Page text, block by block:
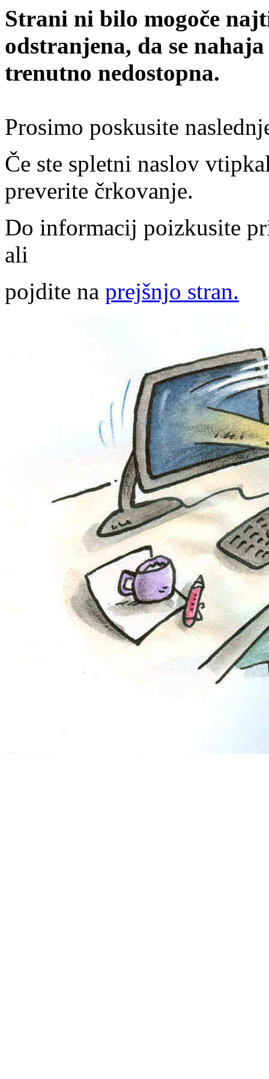
Strani ni bilo mogoče
odstranjena, da se
trenutno nedostopna.
Prosimo poskusite
Če ste spletni naslov
preverite črkovanje.
Do informacij poizkusite
ali
pojdite na prejšnjo stran.